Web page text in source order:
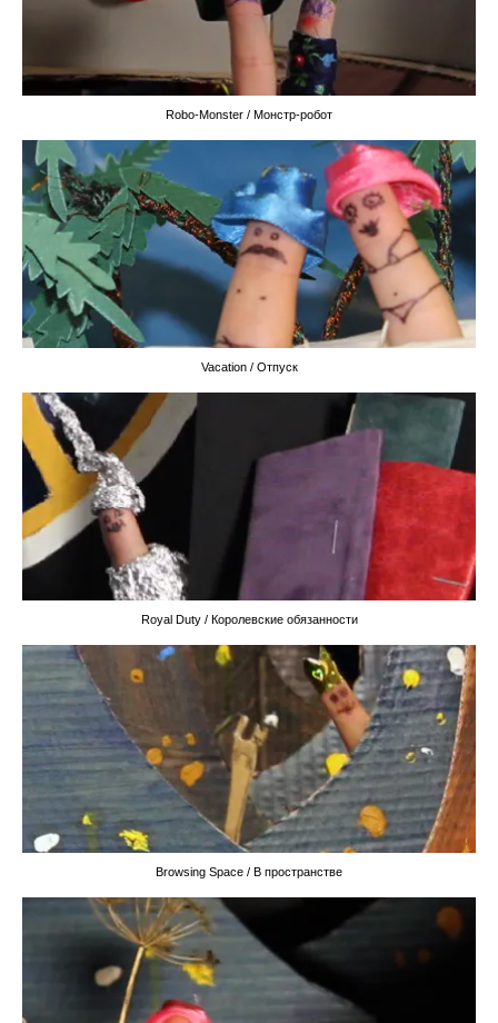
Robo-Monster / Монстр-робот
Vacation / Отпуск
Royal Duty / Королевские обязанности
Browsing Space / В пространстве